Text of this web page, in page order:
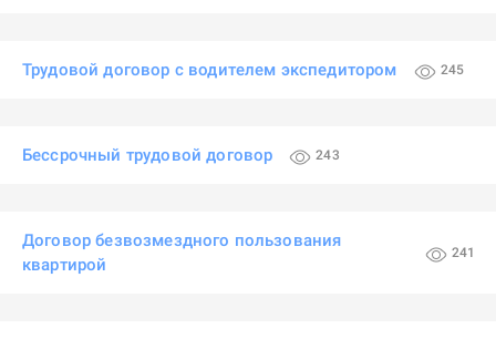
Трудовой договор с водителем экспедитором 245
Бессрочный трудовой договор 243
Договор безвозмездного пользования
квартирой
241